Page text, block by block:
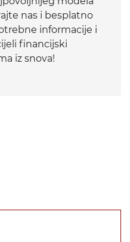
nas i besplatno
informacije i
financijski
iz snova!